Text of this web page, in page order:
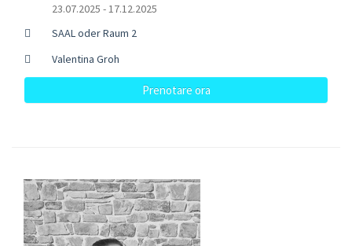
23.07.2025 - 17.12.2025
SAAL oder Raum 2
Valentina Groh
Prenotare ora